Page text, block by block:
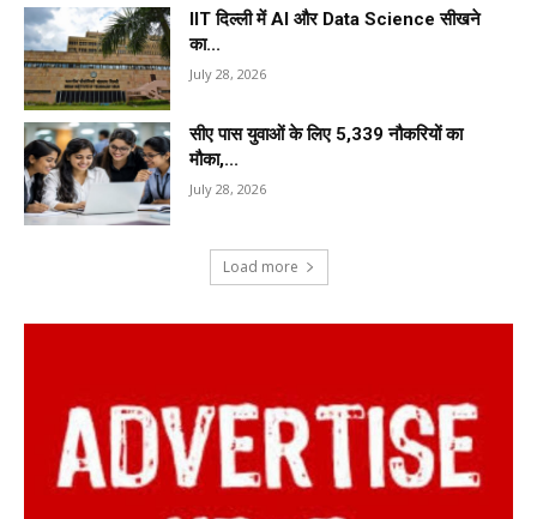
IIT दिल्ली में AI और Data Science सीखने
का...
July 28, 2026
सीए पास युवाओं के लिए 5,339 नौकरियों का
मौका,...
July 28, 2026
Load more